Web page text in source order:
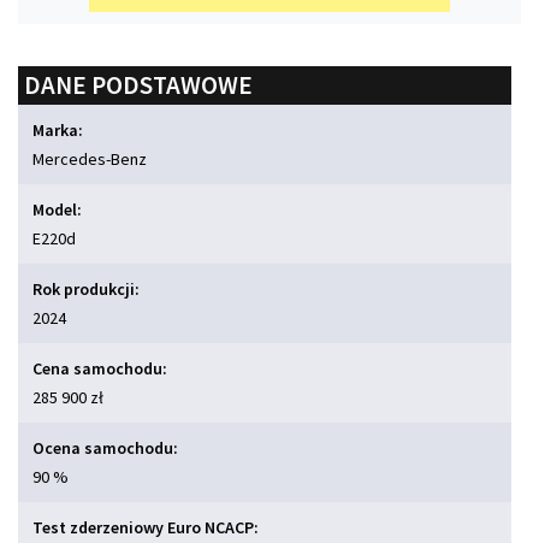
DANE PODSTAWOWE
Marka:
Mercedes-Benz
Model:
E220d
Rok produkcji:
2024
Cena samochodu:
285 900 zł
Ocena samochodu:
90 %
Test zderzeniowy Euro NCACP: